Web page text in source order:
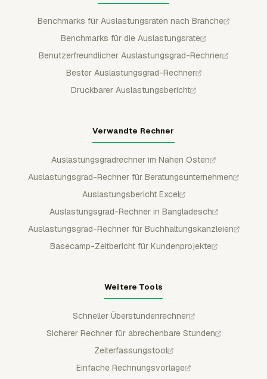
Benchmarks für Auslastungsraten nach Branche
Benchmarks für die Auslastungsrate
Benutzerfreundlicher Auslastungsgrad-Rechner
Bester Auslastungsgrad-Rechner
Druckbarer Auslastungsbericht
Verwandte Rechner
Auslastungsgradrechner im Nahen Osten
Auslastungsgrad-Rechner für Beratungsunternehmen
Auslastungsbericht Excel
Auslastungsgrad-Rechner in Bangladesch
Auslastungsgrad-Rechner für Buchhaltungskanzleien
Basecamp-Zeitbericht für Kundenprojekte
Weitere Tools
Schneller Überstundenrechner
Sicherer Rechner für abrechenbare Stunden
Zeiterfassungstool
Einfache Rechnungsvorlage